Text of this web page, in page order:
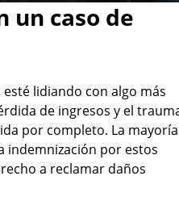
un caso de
lidiando con algo más
de ingresos y el
por completo. La mayoría
indemnización por estos
a reclamar daños